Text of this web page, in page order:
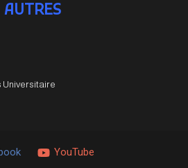
AUTRES
YouTube